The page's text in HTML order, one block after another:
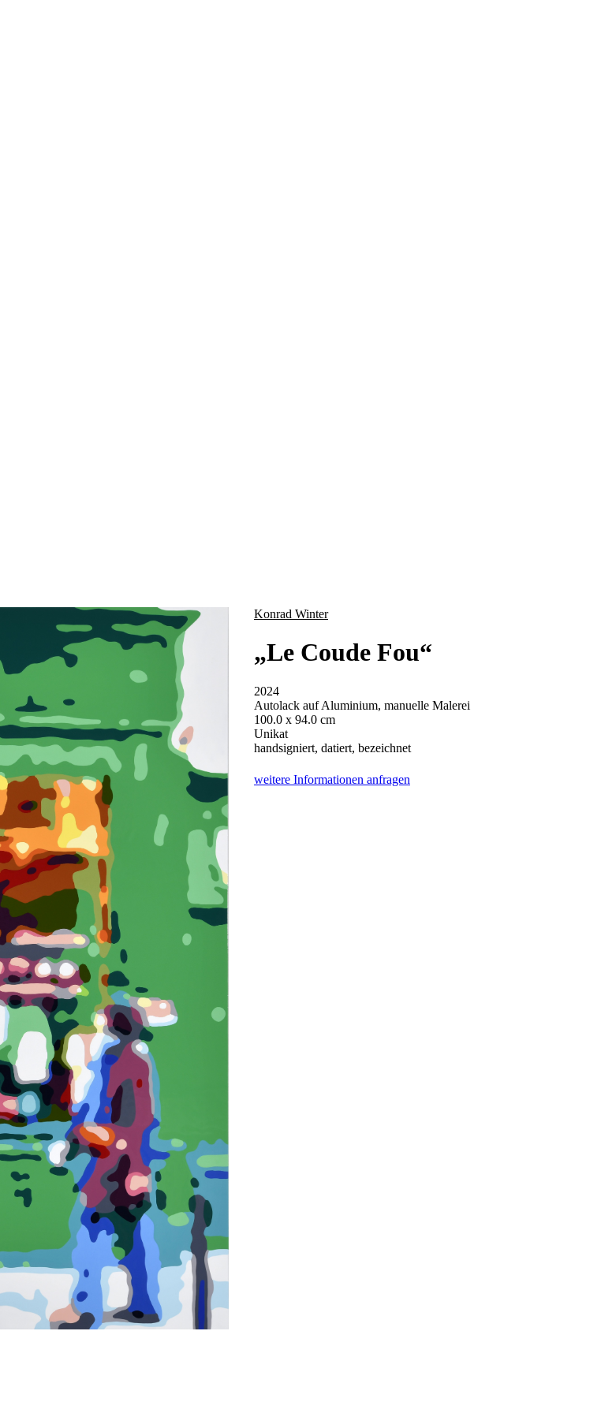
Konrad Winter
„Le Coude Fou“
2024
Autolack auf Aluminium, manuelle Malerei
100.0 x 94.0 cm
Unikat
handsigniert, datiert, bezeichnet
weitere Informationen anfragen